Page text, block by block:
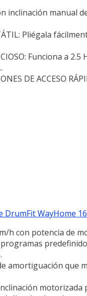
inclinación manual
Pliégala
Funciona a
DE ACCESO
WayHome
h con potencia de
amortiguación